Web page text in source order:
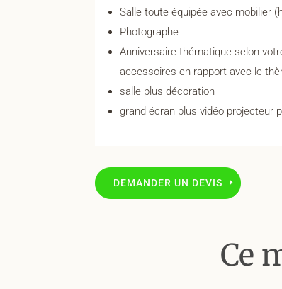
Salle toute équipée avec mobilier
Photographe
Anniversaire thématique selon
accessoires en rapport avec le
salle plus décoration
grand écran plus vidéo projecteur
DEMANDER UN DEVIS
Ce